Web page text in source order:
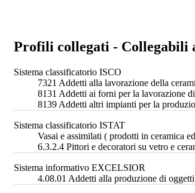
Profili collegati - Collegabili
Sistema classificatorio ISCO
7321 Addetti alla lavorazione della
8131 Addetti ai forni per la lavorazione
8139 Addetti altri impianti per la
Sistema classificatorio ISTAT
Vasai e assimilati ( prodotti in ceramica
6.3.2.4 Pittori e decoratori su vetro e
Sistema informativo EXCELSIOR
4.08.01 Addetti alla produzione di